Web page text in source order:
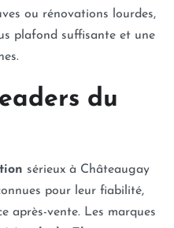
ou rénovations lourdes,
plafond suffisante et une
du
sérieux à Châteaugay
pour leur fiabilité,
après-vente. Les marques